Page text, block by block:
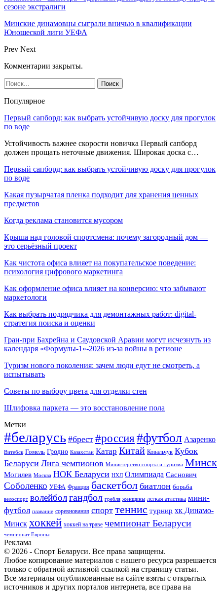
сезоне экстралиги
Минские динамовцы сыграли вничью в квалификации
Юношеской лиги УЕФА
Prev Next
Комментарии закрыты.
Популярное
Первый сапборд: как выбрать устойчивую доску для прогулок
по воде
Устойчивость важнее скорости новичка Первый сапборд
должен прощать неточные движения. Широкая доска с…
Первый сапборд: как выбрать устойчивую доску для прогулок
по воде
Какая пузырчатая пленка подходит для хранения ценных
предметов
Когда реклама становится мусором
Крыша над головой спортсмена: почему загородный дом —
это серьёзный проект
Как чистота офиса влияет на покупательское поведение:
психология цифрового маркетинга
Как оформление офиса влияет на конверсию: что забывают
маркетологи
Как выбрать подрядчика для демонтажных работ: digital-
стратегия поиска и оценки
Гран-при Бахрейна и Саудовской Аравии могут исчезнуть из
календаря «Формулы-1»-2026 из-за войны в регионе
Туризм нового поколения: зачем люди едут не смотреть, а
испытывать
Советы по выбору цвета для отделки стен
Шлифовка паркета — это восстановление пола
Метки
#беларусь #брест #россия#футбол Азаренко
Витебск Гомель Гродно Казахстан Катар Китай Ковальчук Кубок
Беларуси Лига чемпионов Министерство спорта и туризма Минск
Могилев Москва НОК Беларуси НХЛ Олимпиада Саснович
Соболенко УЕФА Франция баскетбол биатлон борьба
велоспорт волейболгандбол гребля женщины легкая атлетика мини-
футбол плавание соревнования спорт теннис турнир хк Динамо-
Минск хоккей хоккей на траве чемпионат Беларуси
чемпионат Европы
Реклама
© 2026 - Спорт Беларуси. Все права защищены.
Любое копирование материалов с нашего ресурса разрешается
только с обратной активной ссылкой на страницу статьи.
Все материалы опубликованные на сайте взяты с открытых
источников и других порталов интернета, все права на